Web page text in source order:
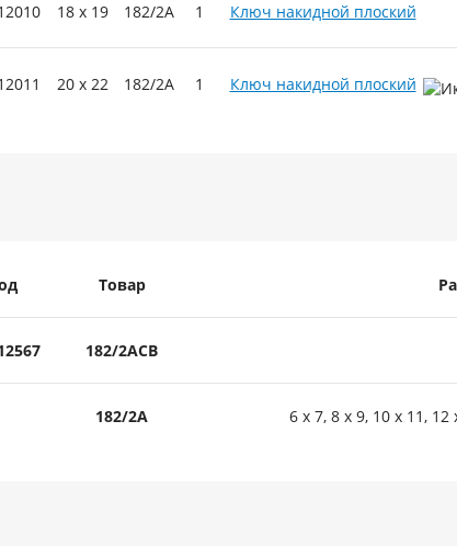
18 x 19 182/2A 1 Ключ накидной плоский
20 x 22 182/2A 1 Ключ накидной плоский
Товар
182/2ACB
182/2A 6 x 7, 8 x 9, 10 x 11, 12